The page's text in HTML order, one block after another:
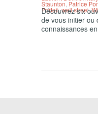
Staunton Patrice
Portait,wall street,
Découvrez six
de vous initier ou
connaissances